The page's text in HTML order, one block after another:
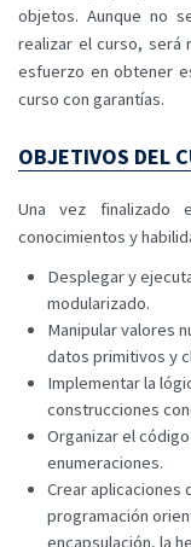
objetos. Aunque no
realizar el curso, será
esfuerzo en obtener
curso con garantías.
OBJETIVOS DEL
Una vez finalizado
conocimientos y
Desplegar y
modularizado.
Manipular valores
datos primitivos y
Implementar la
construcciones
Organizar el
enumeraciones.
Crear aplicaciones
programación
encapsulación, la